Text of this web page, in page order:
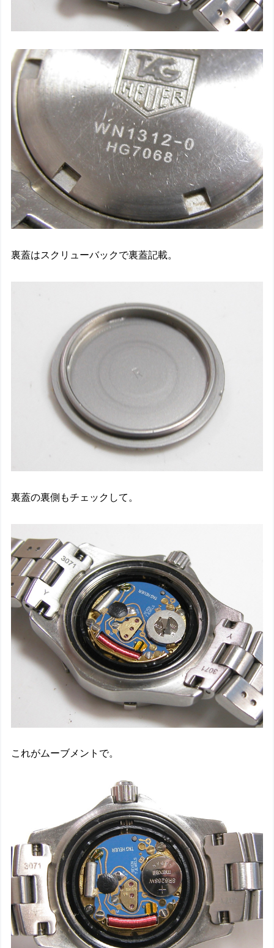
裏蓋はスクリューバックで裏蓋記載。
裏蓋の裏側もチェックして。
これがムーブメントで。